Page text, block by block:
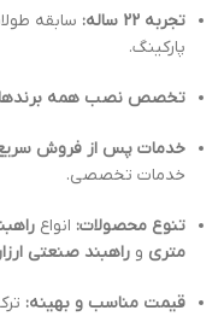
تجربه 22 ساله:
سابقه
پارکینگ.
تخصص نصب همه
خدمات پس از فروش
خدمات تخصصی.
تنوع محصولات: انواع
متری و راهبند صنعتی
قیمت مناسب و بهینه: